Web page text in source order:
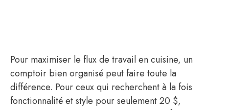
Pour maximiser le flux de travail en cuisine, un
comptoir bien organisé peut faire toute la
différence. Pour ceux qui recherchent à la fois
fonctionnalité et style pour seulement 20 $,